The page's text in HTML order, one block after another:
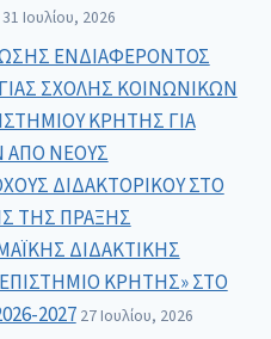
31 Ιουλίου, 2026
ΕΝΔΙΑΦΕΡΟΝΤΟΣ
ΣΧΟΛΗΣ ΚΟΙΝΩΝΙΚΩΝ
ΚΡΗΤΗΣ ΓΙΑ
ΑΠΟ ΝΕΟΥΣ
ΔΙΔΑΚΤΟΡΙΚΟΥ ΣΤΟ
ΤΗΣ ΠΡΑΞΗΣ
ΔΙΔΑΚΤΙΚΗΣ
ΚΡΗΤΗΣ» ΣΤΟ
2027 27 Ιουλίου, 2026